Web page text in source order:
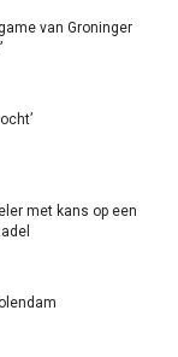
van Groninger
met kans op een